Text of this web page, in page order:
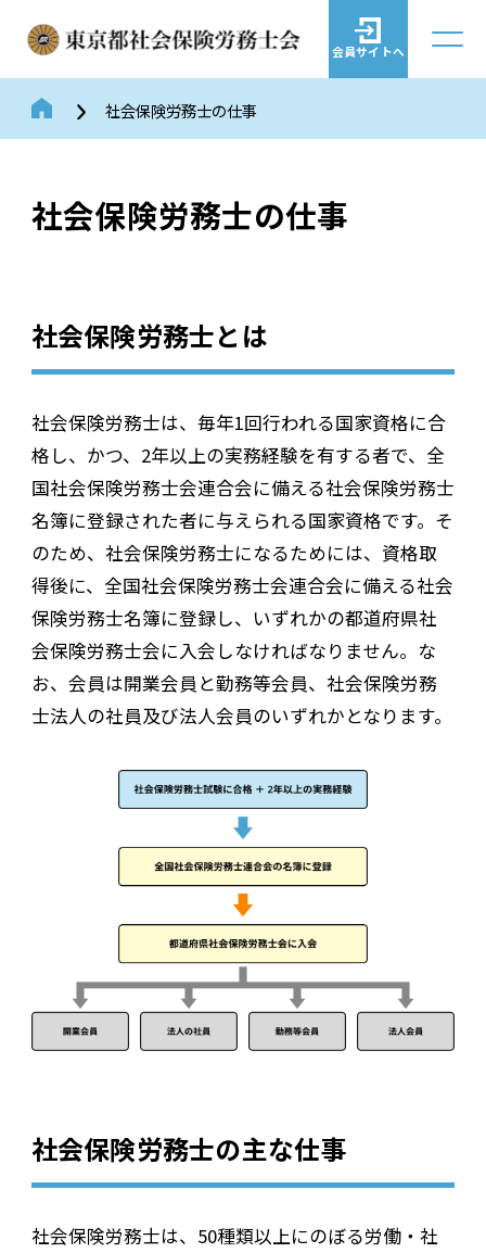
会員サイトへ
社会保険労務士の仕事
社会保険労務士の仕事
社会保険労務士とは
社会保険労務士は、毎年1回行われる国家資格に合
格し、かつ、2年以上の実務経験を有する者で、全
国社会保険労務士会連合会に備える社会保険労務士
名簿に登録された者に与えられる国家資格です。そ
のため、社会保険労務士になるためには、資格取
得後に、全国社会保険労務士会連合会に備える社会
保険労務士名簿に登録し、いずれかの都道府県社
会保険労務士会に入会しなければなりません。な
お、会員は開業会員と勤務等会員、社会保険労務
士法人の社員及び法人会員のいずれかとなります。
社会保険労務士の主な仕事
社会保険労務士は、50種類以上にのぼる労働・社